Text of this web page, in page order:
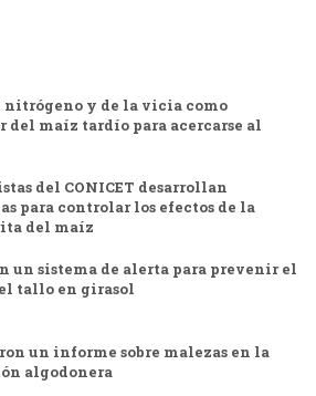
nitrógeno y de la vicia como
del maíz tardío para acercarse al
del CONICET desarrollan
para controlar los efectos de la
del maíz
un sistema de alerta para prevenir el
tallo en girasol
un informe sobre malezas en la
algodonera